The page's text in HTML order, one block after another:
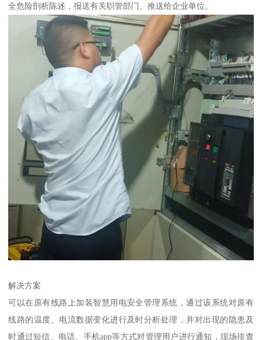
全危险剖析陈述，报送有关职管部门、推送给企业单位。
解决方案
可以在原有线路上加装智慧用电安全管理系统，通过该系统对原有
线路的温度、电流数据变化进行及时分析处理，并对出现的隐患及
时通过短信、电话、手机app等方式对管理用户进行通知，现场排查